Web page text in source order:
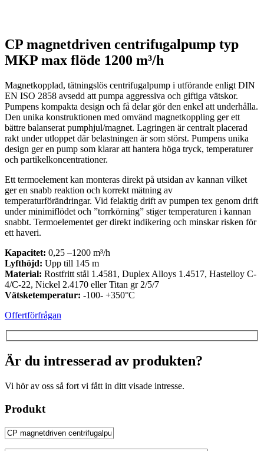
CP magnetdriven centrifugalpump typ
MKP max flöde 1200 m³/h
Magnetkopplad, tätningslös centrifugalpump i utförande enligt DIN
EN ISO 2858 avsedd att pumpa aggressiva och giftiga vätskor.
Pumpens kompakta design och få delar gör den enkel att underhålla.
Den unika konstruktionen med omvänd magnetkoppling ger ett
bättre balanserat pumphjul/magnet. Lagringen är centralt placerad
rakt under utloppet där belastningen är som störst. Pumpens unika
design ger en pump som klarar att hantera höga tryck, temperaturer
och partikelkoncentrationer.
Ett termoelement kan monteras direkt på utsidan av kannan vilket
ger en snabb reaktion och korrekt mätning av
temperaturförändringar. Vid felaktig drift av pumpen tex genom drift
under minimiflödet och ”torrkörning” stiger temperaturen i kannan
snabbt. Termoelementet ger direkt indikering och minskar risken för
ett haveri.
Kapacitet: 0,25 –1200 m³/h
Lyfthöjd: Upp till 145 m
Material: Rostfritt stål 1.4581, Duplex Alloys 1.4517, Hastelloy C-
4/C-22, Nickel 2.4170 eller Titan gr 2/5/7
Vätsketemperatur: -100- +350°C
Offertförfrågan
Är du intresserad av produkten?
Vi hör av oss så fort vi fått in ditt visade intresse.
Produkt